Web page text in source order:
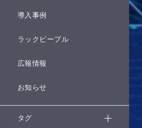
導入事例
ラックピープル
広報情報
お知らせ
タグ